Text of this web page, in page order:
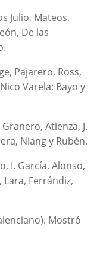
Julio, Mateos,
De las
Pajarero, Ross,
Varela; Bayo y
Atienza, J.
Niang y Rubén.
I. García, Alonso,
Ferrándiz,
Mostró